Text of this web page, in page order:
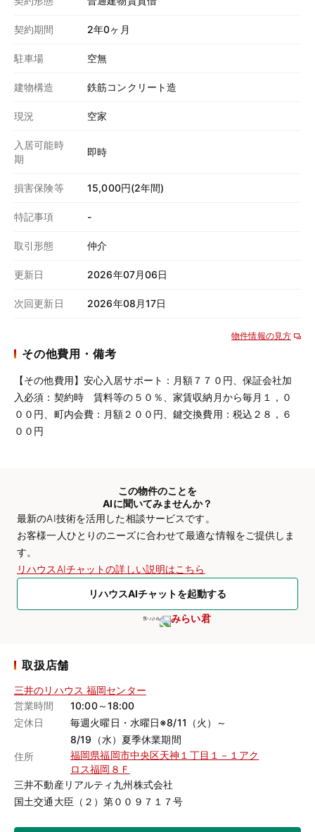
契約期間 2年0ヶ月
駐車場 空無
建物構造 鉄筋コンクリート造
現況 空家
入居可能時
期
即時
損害保険等 15,000円(2年間)
特記事項 -
取引形態 仲介
更新日 2026年07月06日
次回更新日 2026年08月17日
物件情報の見方
その他費用・備考
【その他費用】安心入居サポート：月額７７０円、保証会社加
入必須：契約時 賃料等の５０％、家賃収納月から毎月１，０
００円、町内会費：月額２００円、鍵交換費用：税込２８，６
００円
この物件のことを
AIに聞いてみませんか？
最新のAI技術を活用した相談サービスです。
お客様一人ひとりのニーズに合わせて最適な情報をご提供しま
す。
リハウスAIチャットの詳しい説明はこちら
リハウスAIチャットを起動する
みらい君
取扱店舗
三井のリハウス 福岡センター
営業時間
10:00～18:00
定休日
毎週火曜日・水曜日※8/11（火）～
8/19（水）夏季休業期間
住所
福岡県福岡市中央区天神１丁目１－１アク
ロス福岡８Ｆ
三井不動産リアルティ九州株式会社
国土交通大臣（２）第００９７１７号